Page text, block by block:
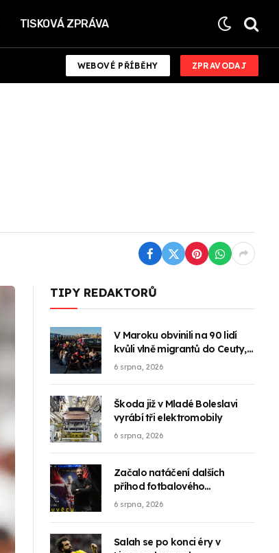
TISKOVÁ ZPRÁVA
WEBOVÉ PŘÍBĚHY ZPRAVODAJ
TIPY REDAKTORŮ
V Maroku obvinili na 90 lidí
kvůli vlně migrantů do Ceuty,
tvrdí místní sdružení
6 srpna, 2026
Škoda již v Mladé Boleslavi
vyrábí tři elektromobily
6 srpna, 2026
Začalo natáčení dalších
příhod fotbalového
průšviháře Laviho Vyšehrad
6 srpna, 2026
Salah se po konci éry v